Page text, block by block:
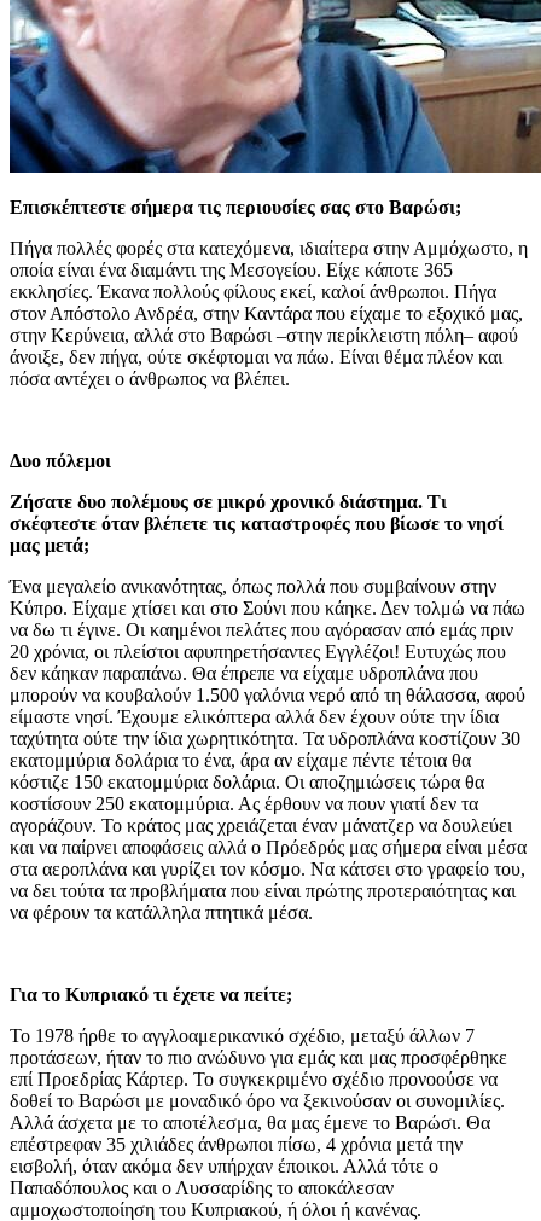
Επισκέπτεστε σήμερα τις περιουσίες σας στο Βαρώσι;
Πήγα πολλές φορές στα κατεχόμενα, ιδιαίτερα στην Αμμόχωστο, η
οποία είναι ένα διαμάντι της Μεσογείου. Είχε κάποτε 365
εκκλησίες. Έκανα πολλούς φίλους εκεί, καλοί άνθρωποι. Πήγα
στον Απόστολο Ανδρέα, στην Καντάρα που είχαμε το εξοχικό μας,
στην Κερύνεια, αλλά στο Βαρώσι –στην περίκλειστη πόλη– αφού
άνοιξε, δεν πήγα, ούτε σκέφτομαι να πάω. Είναι θέμα πλέον και
πόσα αντέχει ο άνθρωπος να βλέπει.
Δυο πόλεμοι
Ζήσατε δυο πολέμους σε μικρό χρονικό διάστημα. Τι
σκέφτεστε όταν βλέπετε τις καταστροφές που βίωσε το νησί
μας μετά;
Ένα μεγαλείο ανικανότητας, όπως πολλά που συμβαίνουν στην
Κύπρο. Είχαμε χτίσει και στο Σούνι που κάηκε. Δεν τολμώ να πάω
να δω τι έγινε. Οι καημένοι πελάτες που αγόρασαν από εμάς πριν
20 χρόνια, οι πλείστοι αφυπηρετήσαντες Εγγλέζοι! Ευτυχώς που
δεν κάηκαν παραπάνω. Θα έπρεπε να είχαμε υδροπλάνα που
μπορούν να κουβαλούν 1.500 γαλόνια νερό από τη θάλασσα, αφού
είμαστε νησί. Έχουμε ελικόπτερα αλλά δεν έχουν ούτε την ίδια
ταχύτητα ούτε την ίδια χωρητικότητα. Τα υδροπλάνα κοστίζουν 30
εκατομμύρια δολάρια το ένα, άρα αν είχαμε πέντε τέτοια θα
κόστιζε 150 εκατομμύρια δολάρια. Οι αποζημιώσεις τώρα θα
κοστίσουν 250 εκατομμύρια. Ας έρθουν να πουν γιατί δεν τα
αγοράζουν. Το κράτος μας χρειάζεται έναν μάνατζερ να δουλεύει
και να παίρνει αποφάσεις αλλά ο Πρόεδρός μας σήμερα είναι μέσα
στα αεροπλάνα και γυρίζει τον κόσμο. Να κάτσει στο γραφείο του,
να δει τούτα τα προβλήματα που είναι πρώτης προτεραιότητας και
να φέρουν τα κατάλληλα πτητικά μέσα.
Για το Κυπριακό τι έχετε να πείτε;
Το 1978 ήρθε το αγγλοαμερικανικό σχέδιο, μεταξύ άλλων 7
προτάσεων, ήταν το πιο ανώδυνο για εμάς και μας προσφέρθηκε
επί Προεδρίας Κάρτερ. Το συγκεκριμένο σχέδιο προνοούσε να
δοθεί το Βαρώσι με μοναδικό όρο να ξεκινούσαν οι συνομιλίες.
Αλλά άσχετα με το αποτέλεσμα, θα μας έμενε το Βαρώσι. Θα
επέστρεφαν 35 χιλιάδες άνθρωποι πίσω, 4 χρόνια μετά την
εισβολή, όταν ακόμα δεν υπήρχαν έποικοι. Αλλά τότε ο
Παπαδόπουλος και ο Λυσσαρίδης το αποκάλεσαν
αμμοχωστοποίηση του Κυπριακού, ή όλοι ή κανένας.